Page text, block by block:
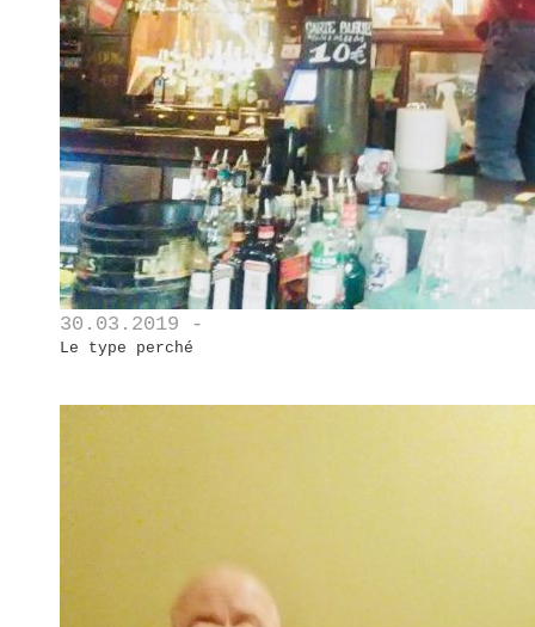
30.03.2019 -
Le type perché